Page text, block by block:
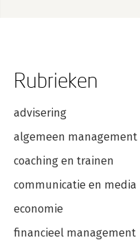
Rubrieken
advisering
algemeen management
coaching en trainen
communicatie en media
economie
financieel management